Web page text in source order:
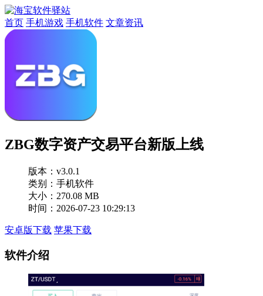
首页 手机游戏 手机软件 文章资讯
ZBG数字资产交易平台新版上线
版本： v3.0.1
类别：手机软件
大小：270.08 MB
时间：2026-07-23 10:29:13
安卓版下载 苹果下载
软件介绍